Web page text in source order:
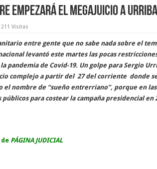
empezará el megajuicio a
211 Visitas
entre gente que no sabe nada sobre el
levantó este martes las pocas
pandemia de Covid-19. Un golpe para Sergio
complejo a partir del 27 del corriente donde
el nombre de “sueño entrerriano”, porque en las
para costear la campaña presidencial en
de PÁGINA JUDICIAL